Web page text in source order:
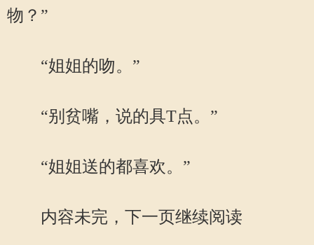
物？”
“姐姐的吻。”
“别贫嘴，说的具T点。”
“姐姐送的都喜欢。”
内容未完，下一页继续阅读